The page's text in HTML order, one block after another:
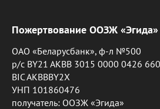
Пожертвование ООЗЖ «Эгида»
ОАО «Беларусбанк», ф-л №500
р/с BY21 AKBB 3015 0000 0426
BIC AKBBBY2X
УНП 101860476
получатель: ООЗЖ «Эгида»